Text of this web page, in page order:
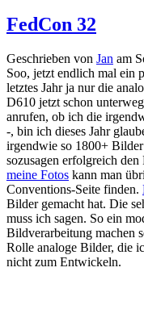
FedCon 32
Geschrieben von Jan am
Soo, jetzt endlich mal ein
letztes Jahr ja nur die
D610 jetzt schon
anrufen, ob ich die
-, bin ich dieses Jahr
irgendwie so 1800+
sozusagen erfolgreich
meine Fotos kann man
Conventions-Seite finden.
Bilder gemacht hat. Die
muss ich sagen. So ein
Bildverarbeitung machen
Rolle analoge Bilder, die
nicht zum Entwickeln.